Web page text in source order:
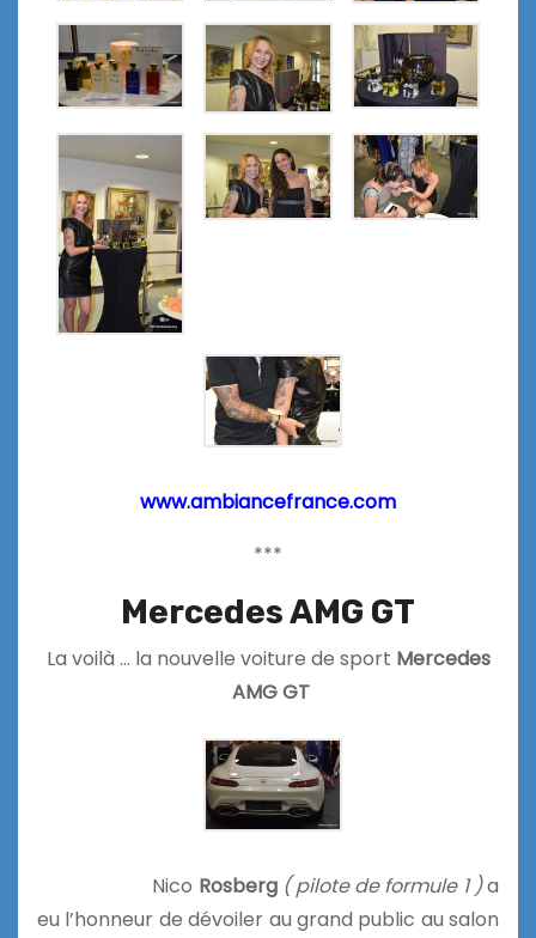
www.ambiancefrance.com
***
Mercedes AMG GT
La voilà … la nouvelle voiture de sport Mercedes
AMG GT
Nico Rosberg ( pilote de formule 1 )a
eu l’honneur de dévoiler au grand public au salon